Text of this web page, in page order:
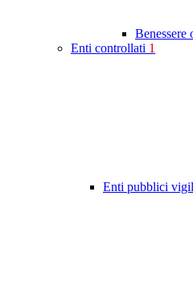
Benessere
Enti controllati 1
Enti pubblici